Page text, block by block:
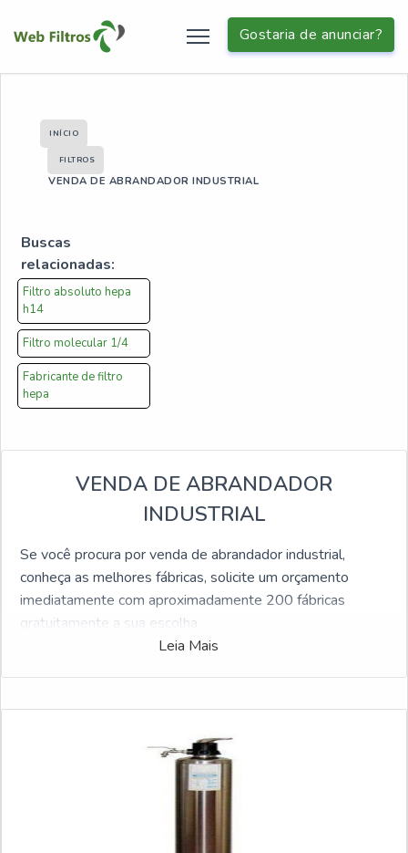
Gostaria de anunciar?
INÍCIO
FILTROS
VENDA DE ABRANDADOR INDUSTRIAL
Buscas
relacionadas:
Filtro absoluto hepa
h14
Filtro molecular 1/4
Fabricante de filtro
hepa
VENDA DE ABRANDADOR
INDUSTRIAL
Se você procura por venda de abrandador industrial,
conheça as melhores fábricas, solicite um orçamento
imediatamente com aproximadamente 200 fábricas
gratuitamente a sua escolha
Leia Mais